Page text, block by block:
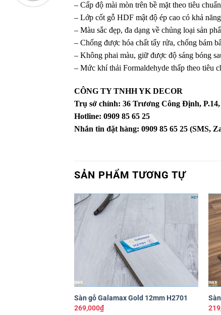
– Cấp độ mài mòn trên bề mặt theo tiêu
– Lớp cốt gỗ HDF mật độ ép cao có khả
– Màu sắc đẹp, đa dạng về chủng loại sản
– Chống được hóa chất tẩy rửa, chống bám
– Không phai màu, giữ được độ sáng bóng
– Mức khí thải Formaldehyde thấp theo tiêu
CÔNG TY TNHH YK DECOR
Trụ sở chính: 36 Trương Công Định,
Hotline: 0909 85 65 25
Nhắn tin đặt hàng: 0909 85 65 25 (SMS,
SẢN PHẨM TƯƠNG TỰ
Sàn gỗ Galamax Gold 12mm H2701
269,000₫